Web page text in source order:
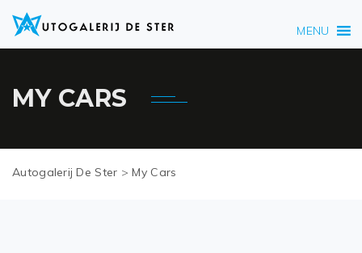
MENU
MY CARS
Autogalerij De Ster >My Cars